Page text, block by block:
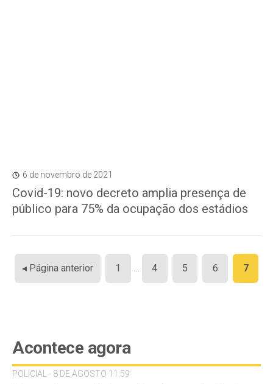
6 de novembro de 2021
Covid-19: novo decreto amplia presença de
público para 75% da ocupação dos estádios
Paginação
de
◂ Página anterior 1 … 4 5 6 7
Acontece agora
POLICIAL - 8 DE AGOSTO 11:59